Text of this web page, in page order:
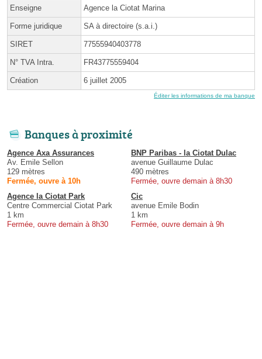
Enseigne Agence la Ciotat Marina
Forme juridique SA à directoire (s.a.i.)
SIRET 77555940403778
N° TVA Intra. FR43775559404
Création 6 juillet 2005
Éditer les informations de ma banque
Banques à proximité
Agence Axa Assurances
Av. Emile Sellon
129 mètres
Fermée, ouvre à 10h
BNP Paribas - la Ciotat Dulac
avenue Guillaume Dulac
490 mètres
Fermée, ouvre demain à 8h30
Agence la Ciotat Park
Centre Commercial Ciotat Park
1 km
Fermée, ouvre demain à 8h30
Cic
avenue Emile Bodin
1 km
Fermée, ouvre demain à 9h